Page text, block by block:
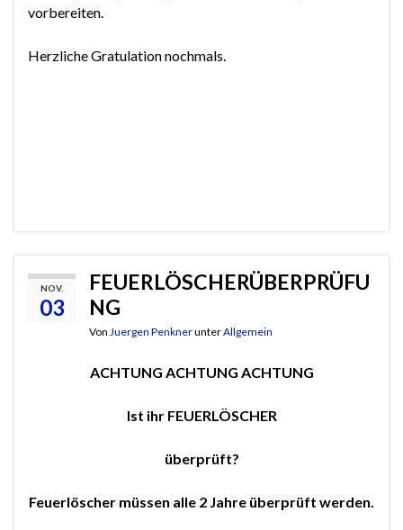
vorbereiten.
Herzliche Gratulation nochmals.
NOV.
03
FEUERLÖSCHERÜBERPRÜFU
NG
Von Juergen PenknerunterAllgemein
ACHTUNG ACHTUNG ACHTUNG
Ist ihr FEUERLÖSCHER
überprüft?
Feuerlöscher müssen alle 2 Jahre überprüft werden.